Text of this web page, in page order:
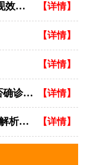
白癜风照美国308激光多久会出现效果？ 【详情】
【详情】
【详情】
白斑用手搓不变红，皮肤CT能否确诊白癜风？ 【详情】
`308准分子激光治疗仪品牌深度解析：专业视角下的优选指南` 【详情】